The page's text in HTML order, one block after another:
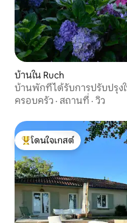
บ้านใน Ruch
บ้านพักที่ได้รับการปรับปรุง
เอกลักษณ์ของหุบเขา
ครอบครัว · สถานที่ · วิว
โดนใจเกสต์ที่สุด
โดนใจเกสต์